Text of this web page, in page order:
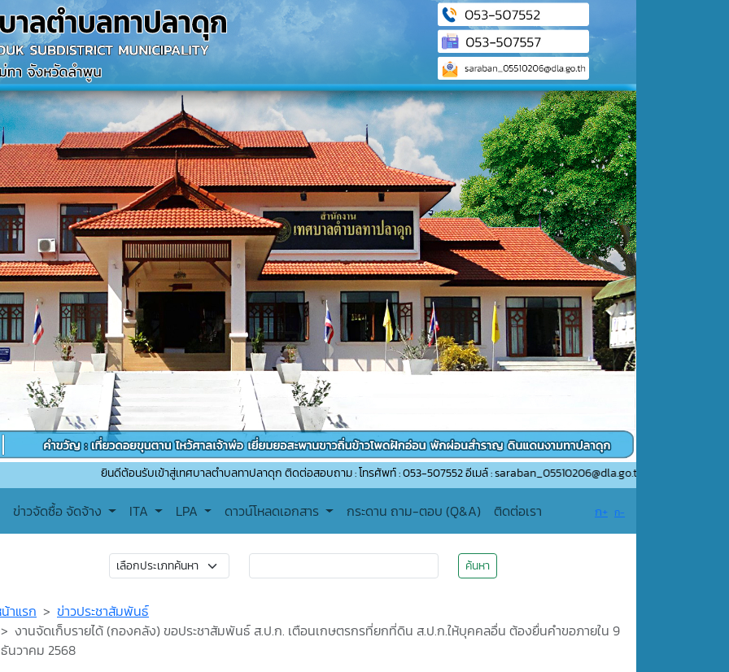
ยินดีต้อนรับเข้าสู่เทศบาลตำบลทาปลาดุก ติดต่อสอบถาม : โทรศัพท์ : 053-507552 อีเมล์ : saraban_05510206@dla.go.th
ข่าวจัดซื้อ จัดจ้าง ITA LPA ดาวน์โหลดเอกสาร กระดาน ถาม-ตอบ (Q&A) ติดต่อเรา ก+ ก-
ค้นหา
าแรก
ข่าวประชาสัมพันธ์
งานจัดเก็บรายได้ (กองคลัง) ขอประชาสัมพันธ์ ส.ป.ก. เตือนเกษตรกรที่ยกที่ดิน ส.ป.ก.ให้บุคคลอื่น ต้องยื่นคำขอภายใน 9
ธันวาคม 2568